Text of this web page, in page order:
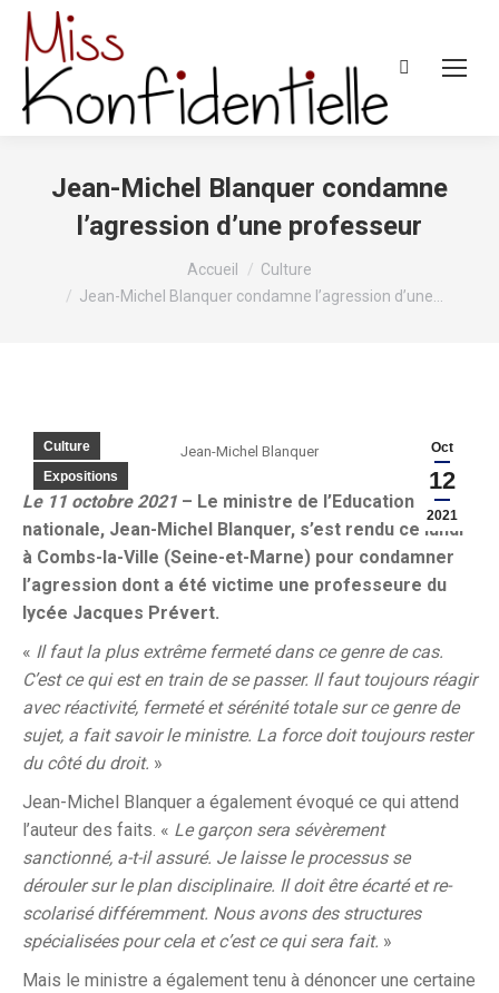
Recherche
Jean-Michel Blanquer condamne
l’agression d’une professeur
Accueil
Culture
Jean-Michel Blanquer condamne l’agression d’une…
Oct
12
2021
Culture
Expositions
Jean-Michel Blanquer
Le 11 octobre 2021 – Le ministre de l’Education
nationale, Jean-Michel Blanquer, s’est rendu ce lundi
à Combs-la-Ville (Seine-et-Marne) pour condamner
l’agression dont a été victime une professeure du
lycée Jacques Prévert.
« Il faut la plus extrême fermeté dans ce genre de cas.
C’est ce qui est en train de se passer. Il faut toujours réagir
avec réactivité, fermeté et sérénité totale sur ce genre de
sujet, a fait savoir le ministre. La force doit toujours rester
du côté du droit. »
Jean-Michel Blanquer a également évoqué ce qui attend
l’auteur des faits. « Le garçon sera sévèrement
sanctionné, a-t-il assuré. Je laisse le processus se
dérouler sur le plan disciplinaire. Il doit être écarté et re-
scolarisé différemment. Nous avons des structures
spécialisées pour cela et c’est ce qui sera fait. »
Mais le ministre a également tenu à dénoncer une certaine